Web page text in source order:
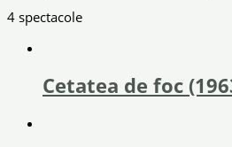
4 spectacole
Cetatea de foc